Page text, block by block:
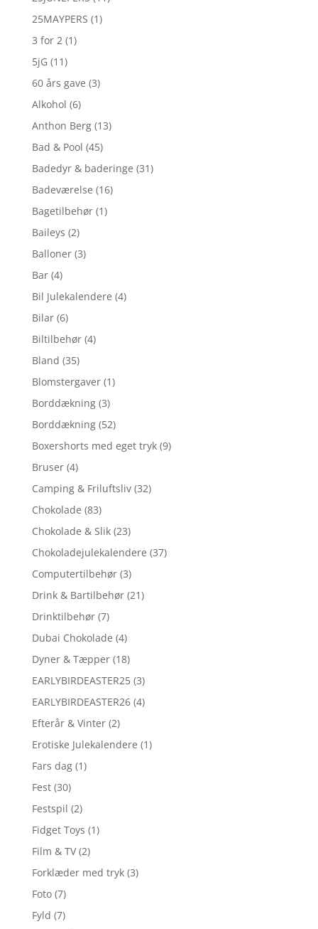
25MAYPERS (1)
3 for 2 (1)
5jG (11)
60 års gave (3)
Alkohol (6)
Anthon Berg (13)
Bad & Pool (45)
Badedyr & baderinge (31)
Badeværelse (16)
Bagetilbehør (1)
Baileys (2)
Balloner (3)
Bar (4)
Bil Julekalendere (4)
Bilar (6)
Biltilbehør (4)
Bland (35)
Blomstergaver (1)
Borddækning (3)
Borddækning (52)
Boxershorts med eget tryk (9)
Bruser (4)
Camping & Friluftsliv (32)
Chokolade (83)
Chokolade & Slik (23)
Chokoladejulekalendere (37)
Computertilbehør (3)
Drink & Bartilbehør (21)
Drinktilbehør (7)
Dubai Chokolade (4)
Dyner & Tæpper (18)
EARLYBIRDEASTER25 (3)
EARLYBIRDEASTER26 (4)
Efterår & Vinter (2)
Erotiske Julekalendere (1)
Fars dag (1)
Fest (30)
Festspil (2)
Fidget Toys (1)
Film & TV (2)
Forklæder med tryk (3)
Foto (7)
Fyld (7)